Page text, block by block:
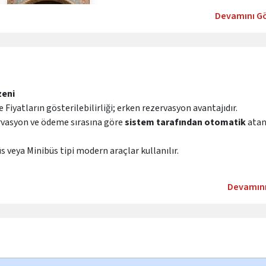
Devamını
gösterilebilirliği; erken rezervasyon avantajıdır.
ve ödeme sırasına göresistem tarafından otomatik
veya Minibüs tipi modern araçlar kullanılır.
TC kimlik kartı bulundurma zorunluluğu vardır.